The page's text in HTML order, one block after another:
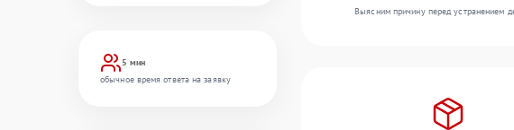
5 мин
обычное время ответа на заявку
Выясним причину перед устранением